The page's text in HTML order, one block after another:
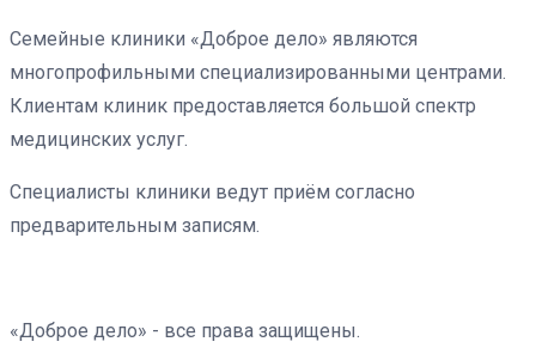
Семейные клиники «Доброе дело» являются
многопрофильными специализированными центрами.
Клиентам клиник предоставляется большой спектр
медицинских услуг.
Специалисты клиники ведут приём согласно
предварительным записям.
«Доброе дело» - все права защищены.